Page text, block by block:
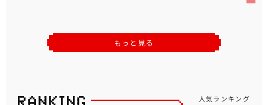
もっと見る
人気ランキング